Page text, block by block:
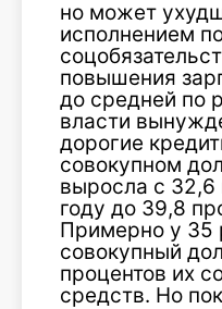
но может
исполнением
повышения
до средней по
власти
дорогие
совокупном
выросла с 32,6
году до 39,8
Примерно у 35
совокупный
процентов их
средств. Но